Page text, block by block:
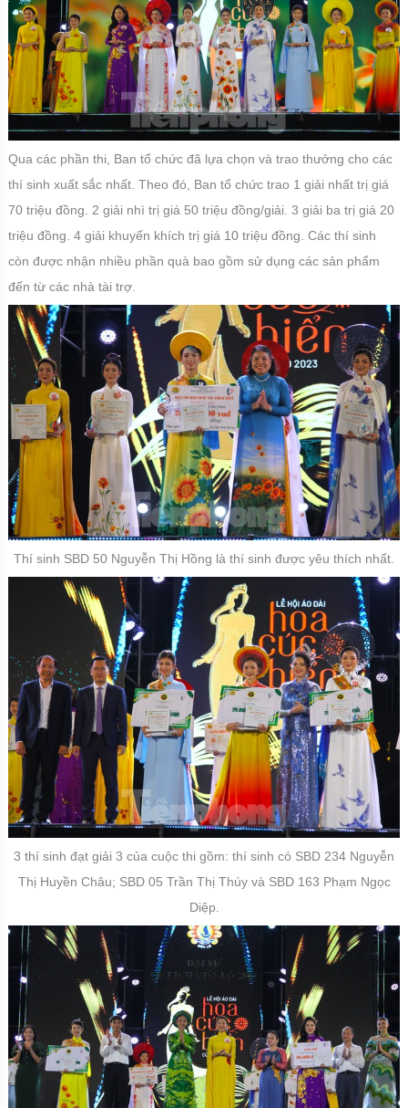
Qua các phần thi, Ban tổ chức đã lựa chọn và trao thưởng cho các
thí sinh xuất sắc nhất. Theo đó, Ban tổ chức trao 1 giải nhất trị giá
70 triệu đồng. 2 giải nhì trị giá 50 triệu đồng/giải. 3 giải ba trị giá 20
triệu đồng. 4 giải khuyến khích trị giá 10 triệu đồng. Các thí sinh
còn được nhận nhiều phần quà bao gồm sử dụng các sản phẩm
đến từ các nhà tài trợ.
Thí sinh SBD 50 Nguyễn Thị Hồng là thí sinh được yêu thích nhất.
3 thí sinh đạt giải 3 của cuộc thi gồm: thí sinh có SBD 234 Nguyễn
Thị Huyền Châu; SBD 05 Trần Thị Thúy và SBD 163 Phạm Ngọc
Diệp.